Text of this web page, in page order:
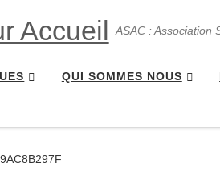
ASAC : Association
QUI SOMMES NOUS